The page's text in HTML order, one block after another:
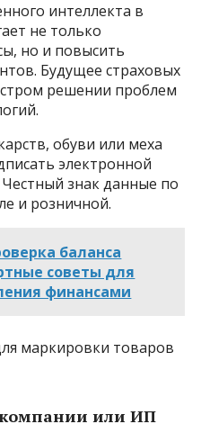
интеллекта в
не только
но и повысить
Будущее страховых
решении проблем
обуви или меха
электронной
знак данные по
и розничной.
баланса
советы для
финансами
или ИП